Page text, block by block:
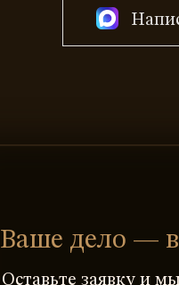
Ваше дело —
Оставьте заявку и